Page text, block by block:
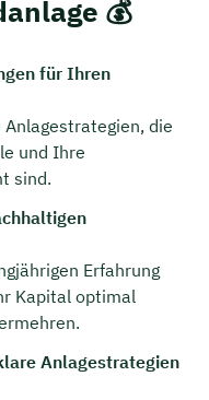
💰
für Ihren
die
und Ihre
sind.
Erfahrung
Kapital optimal
Anlagestrategien